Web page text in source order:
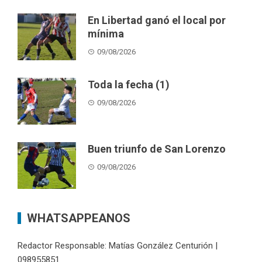
En Libertad ganó el local por
mínima
09/08/2026
Toda la fecha (1)
09/08/2026
Buen triunfo de San Lorenzo
09/08/2026
WHATSAPPEANOS
Redactor Responsable: Matías González Centurión |
098955851